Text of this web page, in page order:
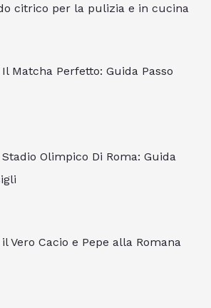
citrico per la pulizia e in cucina
Matcha Perfetto: Guida Passo
Olimpico Di Roma: Guida
Vero Cacio e Pepe alla Romana